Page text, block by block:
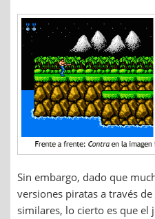
Sin embargo, dado que
versiones piratas a través
similares, lo cierto es que el